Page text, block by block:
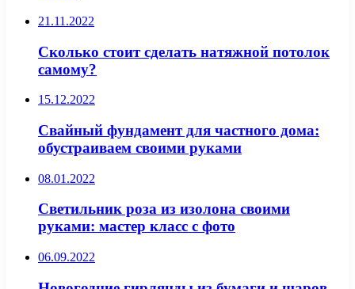
21.11.2022
Сколько стоит сделать натяжной потолок
самому?
15.12.2022
Свайный фундамент для частного дома:
обустраиваем своими руками
08.01.2022
Светильник роза из изолона своими
руками: мастер класс с фото
06.09.2022